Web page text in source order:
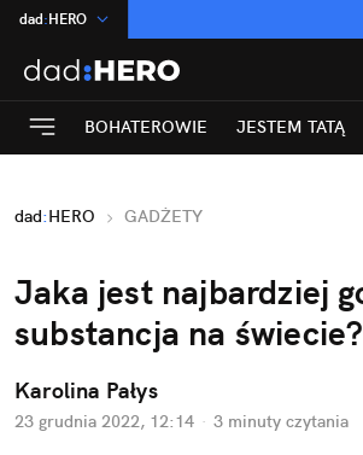
dad:HERO
:Temat
INN:Poland
ASZ:dziennik
Rozrywka
BOHATEROWIE JESTEM TATĄ
dad:HERO GADŻETY
Jaka jest najbardziej
substancja na świecie?
Karolina Pałys
23 grudnia 2022, 12:14 · 3 minuty czytania